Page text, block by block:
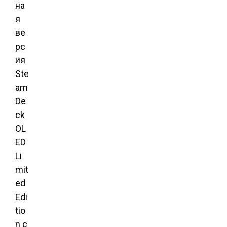
на
я
ве
рс
ия
Ste
am
De
ck
OL
ED
Li
mit
ed
Edi
tio
n с